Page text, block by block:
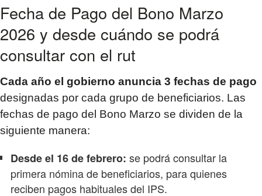
Fecha de Pago del Bono Marzo
2026 y desde cuándo se podrá
consultar con el rut
Cada año el gobierno anuncia 3 fechas de pago
designadas por cada grupo de beneficiarios. Las
fechas de pago del Bono Marzo se dividen de la
siguiente manera:
Desde el 16 de febrero: se podrá consultar la
primera nómina de beneficiarios, para quienes
reciben pagos habituales del IPS.